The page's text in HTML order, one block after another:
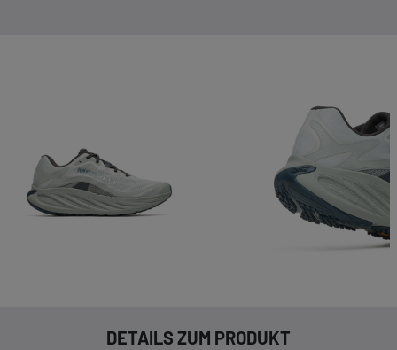
DETAILS ZUM PRODUKT